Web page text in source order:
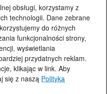
obsługi, korzystamy z
technologii. Dane zebrane
do różnych
funkcjonalności strony,
wyświetlania
przydatnych reklam.
klikając w link. Aby
się z naszą Polityką